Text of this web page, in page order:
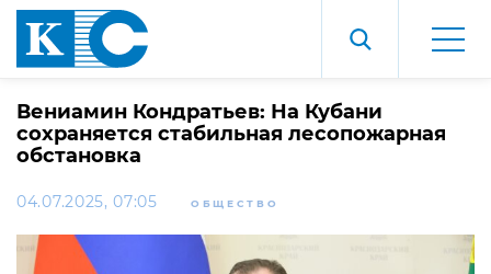
Вениамин Кондратьев: На Кубани
сохраняется стабильная лесопожарная
обстановка
04.07.2025, 07:05 ОБЩЕСТВО